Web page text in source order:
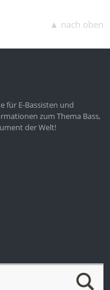
▲ nach oben
für E-Bassisten und
zum Thema Bass,
der Welt!